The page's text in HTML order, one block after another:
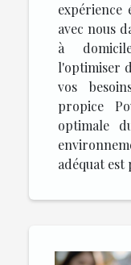
expérience
avec nous
à
l'optimiser
vos
propice
optimale
adéquat